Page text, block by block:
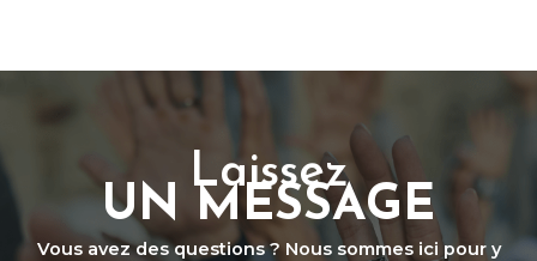
Laissez
UN MESSAGE
Vous avez des questions ? Nous sommes ici pour y